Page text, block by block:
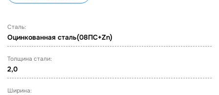
Сталь:
Оцинкованная сталь(08ПС+Zn)
Толщина стали:
2,0
Ширина: